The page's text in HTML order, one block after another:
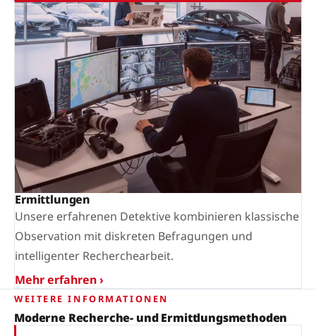
Ermittlungen
Unsere erfahrenen Detektive kombinieren klassische
Observation mit diskreten Befragungen und
intelligenter Recherchearbeit.
Mehr erfahren ›
WEITERE INFORMATIONEN
Moderne Recherche- und Ermittlungsmethoden